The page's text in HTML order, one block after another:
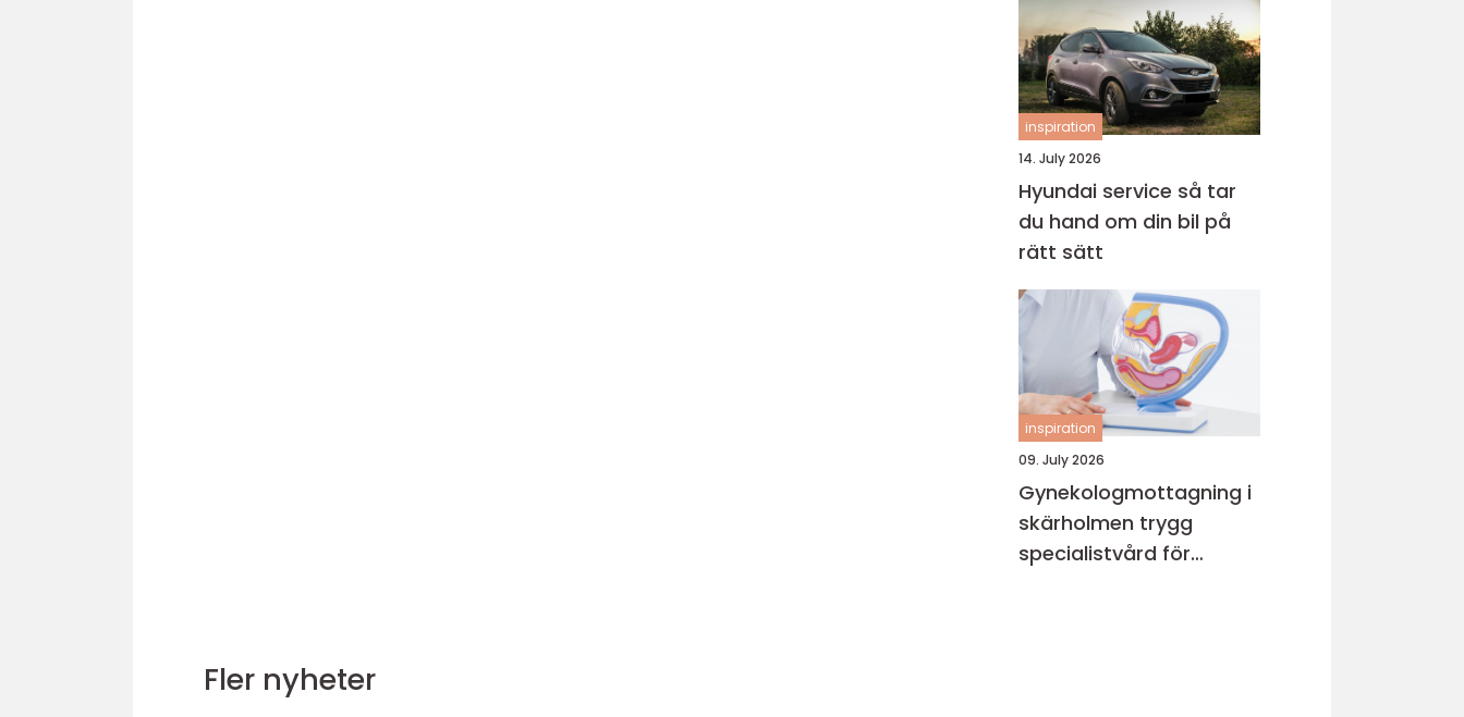
inspiration
14. July 2026
Hyundai service så tar
du hand om din bil på
rätt sätt
inspiration
09. July 2026
Gynekologmottagning i
skärholmen trygg
specialistvård för
Fler nyheter